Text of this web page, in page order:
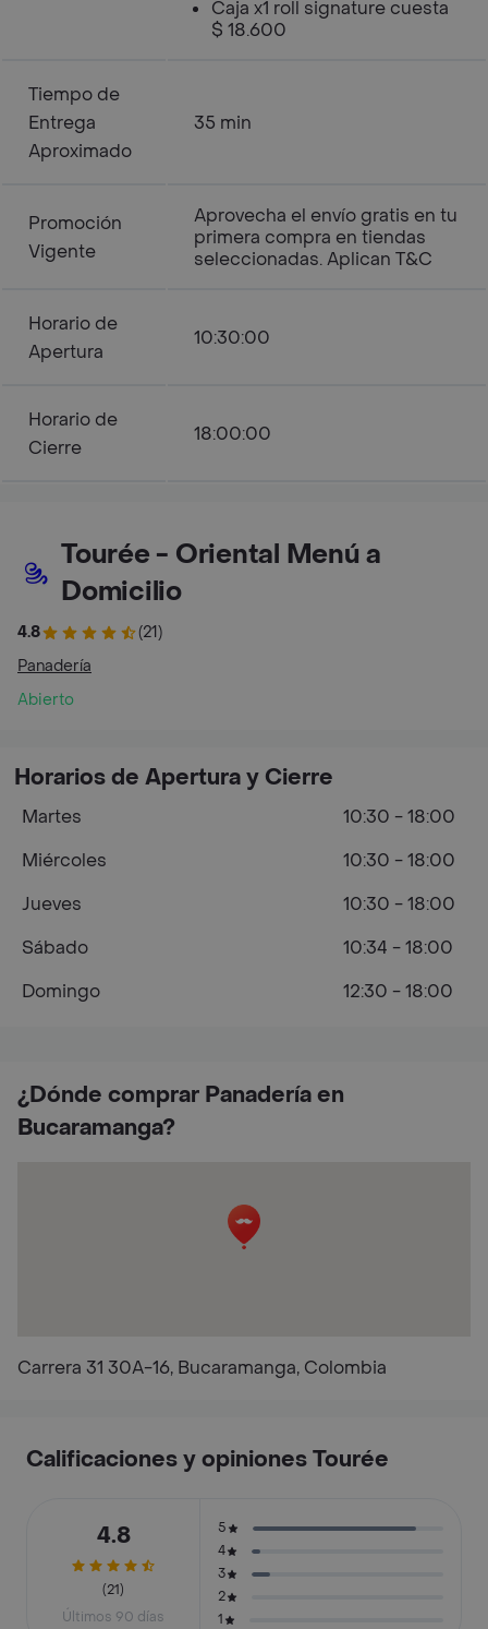
Caja x1 roll signature cuesta
$ 18.600
Tiempo de
Entrega
Aproximado
35 min
Promoción
Vigente
Aprovecha el envío gratis en tu
primera compra en tiendas
seleccionadas. Aplican T&C
Horario de
Apertura
10:30:00
Horario de
Cierre
18:00:00
Tourée - Oriental Menú a
Domicilio
4.8
(21)
Panadería
Abierto
¿Dónde comprar Panadería en
Bucaramanga?
Carrera 31 30A-16, Bucaramanga, Colombia
Horarios de Apertura y Cierre
Martes
10:30 - 18:00
Miércoles
10:30 - 18:00
Jueves
10:30 - 18:00
Sábado
10:34 - 18:00
Domingo
12:30 - 18:00
Calificaciones y opiniones Tourée
4.8
(21)
Últimos 90 días
5
4
3
2
1